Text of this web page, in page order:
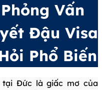
Vấn
Đậu Visa
Phổ Biến
Đức là giấc mơ của